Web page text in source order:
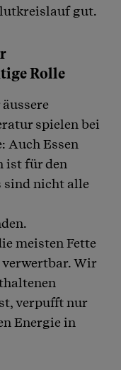
gut.
Rolle
spielen bei
Auch Essen
ist für den
nicht alle
meisten Fette
Wir
verpufft nur
Energie in